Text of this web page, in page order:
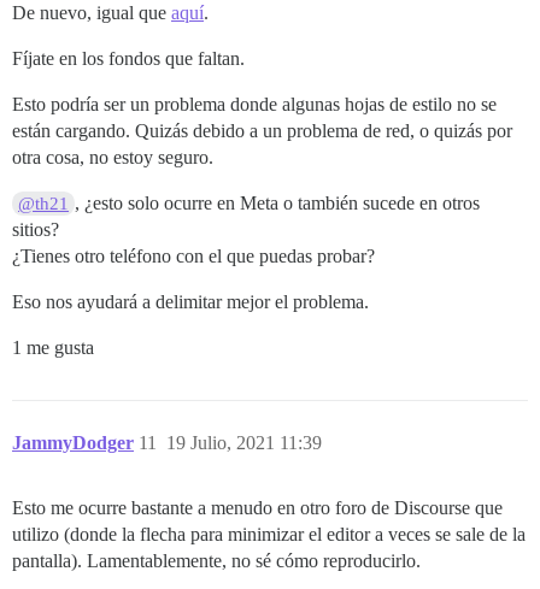
De nuevo, igual que aquí.
Fíjate en los fondos que faltan.
Esto podría ser un problema donde algunas hojas de estilo no se
están cargando. Quizás debido a un problema de red, o quizás por
otra cosa, no estoy seguro.
@th21 , ¿esto solo ocurre en Meta o también sucede en otros
sitios?
¿Tienes otro teléfono con el que puedas probar?
Eso nos ayudará a delimitar mejor el problema.
1 me gusta
JammyDodger 19 Julio, 2021 11:39
11
Esto me ocurre bastante a menudo en otro foro de Discourse que
utilizo (donde la flecha para minimizar el editor a veces se sale de la
pantalla). Lamentablemente, no sé cómo reproducirlo.